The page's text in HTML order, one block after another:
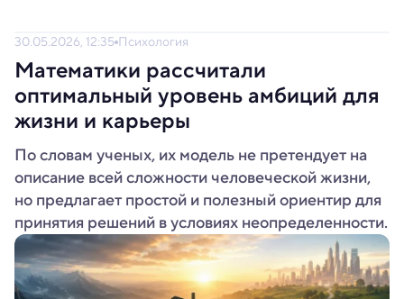
30.05.2026, 12:35 Психология
Математики рассчитали
оптимальный уровень амбиций для
жизни и карьеры
По словам ученых, их модель не претендует на
описание всей сложности человеческой жизни,
но предлагает простой и полезный ориентир для
принятия решений в условиях неопределенности.